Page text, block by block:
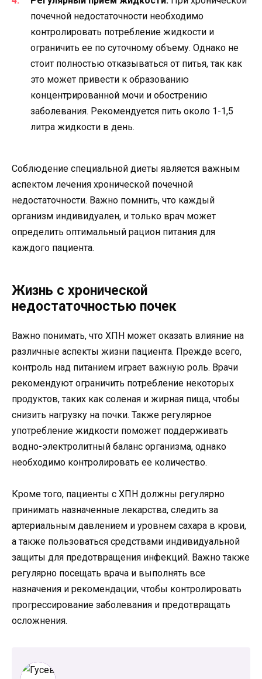
почечной недостаточности необходимо
контролировать потребление жидкости и
ограничить ее по суточному объему. Однако не
стоит полностью отказываться от питья, так как
это может привести к образованию
концентрированной мочи и обострению
заболевания. Рекомендуется пить около 1-1,5
литра жидкости в день.
Соблюдение специальной диеты является важным
аспектом лечения хронической почечной
недостаточности. Важно помнить, что каждый
организм индивидуален, и только врач может
определить оптимальный рацион питания для
каждого пациента.
Жизнь с хронической
недостаточностью почек
Важно понимать, что ХПН может оказать влияние на
различные аспекты жизни пациента. Прежде всего,
контроль над питанием играет важную роль. Врачи
рекомендуют ограничить потребление некоторых
продуктов, таких как соленая и жирная пища, чтобы
снизить нагрузку на почки. Также регулярное
употребление жидкости поможет поддерживать
водно-электролитный баланс организма, однако
необходимо контролировать ее количество.
Кроме того, пациенты с ХПН должны регулярно
принимать назначенные лекарства, следить за
артериальным давлением и уровнем сахара в крови,
а также пользоваться средствами индивидуальной
защиты для предотвращения инфекций. Важно также
регулярно посещать врача и выполнять все
назначения и рекомендации, чтобы контролировать
прогрессирование заболевания и предотвращать
осложнения.